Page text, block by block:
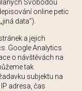
Svobodou
online petic
data“).
a jejich
Google Analytics
o návštěvách na
tak
subjektu na
adresa, čas